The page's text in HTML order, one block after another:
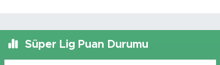
Süper Lig Puan Durumu